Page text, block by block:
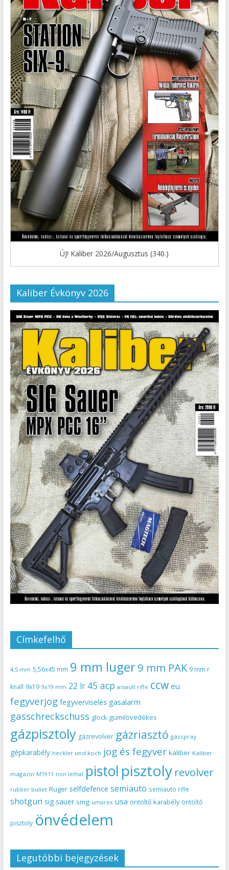
ÚJ! Kaliber 2026/Augusztus (340.)
Kaliber Évkönyv 2026
Címkefelhő
4,5 mm 5,56x45 mm 9 mm luger9 mm PAK 9 mm r
knall 9x19 9x19 mm 22 lr 45 acp assault rifle ccw eu
fegyverjog fegyverviselés gasalarm
gasschreckschuss glock gumilövedékes
gázpisztoly gázrevolver gázriasztó gázspray
gépkarabély heckler und koch jog és fegyver kaliber Kaliber
magazin M1911 non lethal pistol pisztoly revolver
rubber bullet Ruger selfdefence semiauto semiauto rifle
shotgun sig sauer smg umarex usa öntöltő karabély öntöltő
pisztoly önvédelem
Legutóbbi bejegyzések